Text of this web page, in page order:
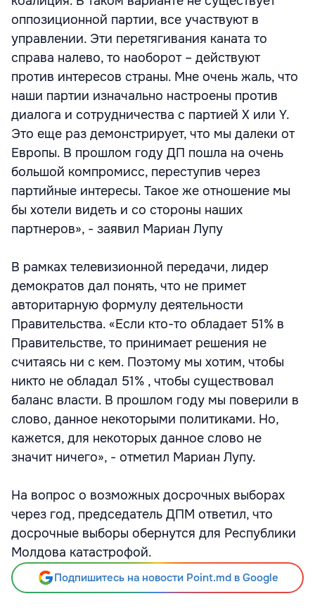
оппозиционной партии, все участвуют в
управлении. Эти перетягивания каната то
справа налево, то наоборот – действуют
против интересов страны. Мне очень жаль, что
наши партии изначально настроены против
диалога и сотрудничества с партией X или Y.
Это еще раз демонстрирует, что мы далеки от
Европы. В прошлом году ДП пошла на очень
большой компромисс, переступив через
партийные интересы. Такое же отношение мы
бы хотели видеть и со стороны наших
партнеров», - заявил Мариан Лупу
В рамках телевизионной передачи, лидер
демократов дал понять, что не примет
авторитарную формулу деятельности
Правительства. «Если кто-то обладает 51% в
Правительстве, то принимает решения не
считаясь ни с кем. Поэтому мы хотим, чтобы
никто не обладал 51% , чтобы существовал
баланс власти. В прошлом году мы поверили в
слово, данное некоторыми политиками. Но,
кажется, для некоторых данное слово не
значит ничего», - отметил Мариан Лупу.
На вопрос о возможных досрочных выборах
через год, председатель ДПМ ответил, что
досрочные выборы обернутся для Республики
Молдова катастрофой.
Подпишитесь на новости Point.md в Google